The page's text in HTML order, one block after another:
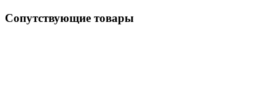
Сопутствующие товары